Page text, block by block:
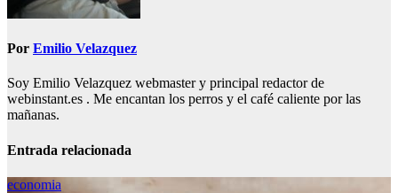
Por Emilio Velazquez
Soy Emilio Velazquez webmaster y principal redactor de
webinstant.es . Me encantan los perros y el café caliente por las
mañanas.
Entrada relacionada
economia